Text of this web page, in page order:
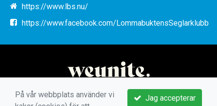
https://www.lbs.nu/
https://www.facebook.com/LommabuktensSeglarklubb
Jag accepterar
På vår webbplats använder vi